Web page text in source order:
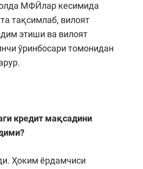
МФЙлар кесимида
тақсимлаб, вилоят
этиши ва вилоят
ўринбосари томонидан
кредит мақсадини
Ҳоким ёрдамчиси